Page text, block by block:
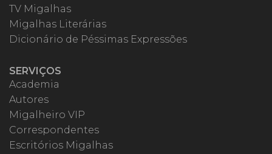
TV Migalhas
Migalhas Literárias
Dicionário de Péssimas Expressões
SERVIÇOS
Academia
Autores
Migalheiro VIP
Correspondentes
Escritórios Migalhas